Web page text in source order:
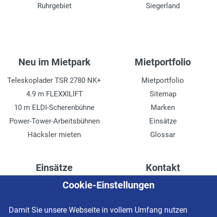
Ruhrgebiet Siegerland
Neu im Mietpark
Teleskoplader TSR 2780 NK+
4.9 m FLEXXILIFT
10 m ELDI-Scherenbühne
Power-Tower-Arbeitsbühnen
Häcksler mieten
Mietportfolio
Mietportfolio
Sitemap
Marken
Einsätze
Glossar
Einsätze
Höhenzugang für
Drainage verlegen
Kontakt
Kontaktformular
Impressum
Cookie-Einstellungen
Damit Sie unsere Webseite in vollem Umfang nutzen